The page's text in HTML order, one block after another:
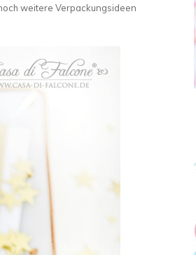
weitere Verpackungsideen